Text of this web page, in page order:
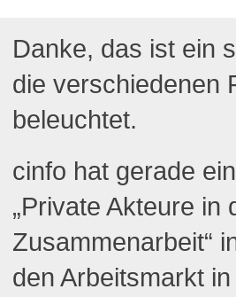
Danke, das ist ein
die verschiedenen
beleuchtet.
cinfo hat gerade
„Private Akteure in
Zusammenarbeit“
den Arbeitsmarkt